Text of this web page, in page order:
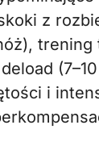
z
trening
i